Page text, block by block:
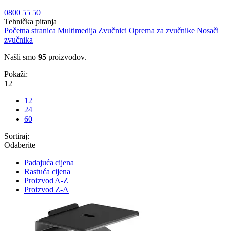
0800 55 50
Tehnička pitanja
Početna stranica Multimedija Zvučnici Oprema za zvučnike Nosači
zvučnika
Našli smo 95 proizvodov.
Pokaži:
12
12
24
60
Sortiraj:
Odaberite
Padajuća cijena
Rastuća cijena
Proizvod A-Z
Proizvod Z-A